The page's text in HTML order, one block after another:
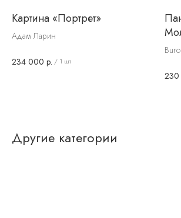
Картина «Портрет»
Адам Ларин
234 000 р. / 1 шт
Другие категории